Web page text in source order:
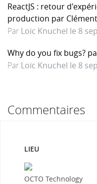
ReactJS : retour
production par
Par Loïc Knuchel le 8
Why do you fix bugs?
Par Loïc Knuchel le 8
Commentaires
LIEU
OCTO Technology